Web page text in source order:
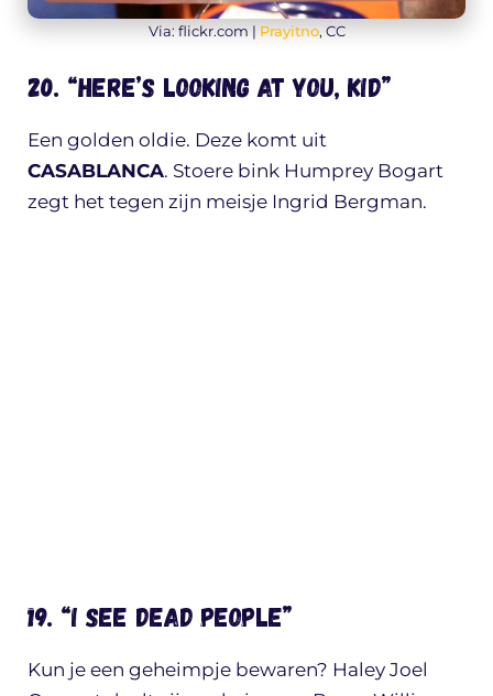
Via: flickr.com | Prayitno, CC
20. “HERE’S LOOKING AT YOU, KID”
Een golden oldie. Deze komt uit
CASABLANCA. Stoere bink Humprey Bogart
zegt het tegen zijn meisje Ingrid Bergman.
19. “I SEE DEAD PEOPLE”
Kun je een geheimpje bewaren? Haley Joel